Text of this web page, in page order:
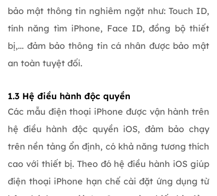
bảo mật thông tin nghiêm ngặt như: Touch ID,
tính năng tìm iPhone, Face ID, đồng bộ thiết
bị,... đảm bảo thông tin cá nhân được bảo mật
an toàn tuyệt đối.
1.3 Hệ điều hành độc quyền
Các mẫu điện thoại iPhone được vận hành trên
hệ điều hành độc quyền iOS, đảm bảo chạy
trên nền tảng ổn định, có khả năng tương thích
cao với thiết bị. Theo đó hệ điều hành iOS giúp
điện thoại iPhone hạn chế cài đặt ứng dụng từ